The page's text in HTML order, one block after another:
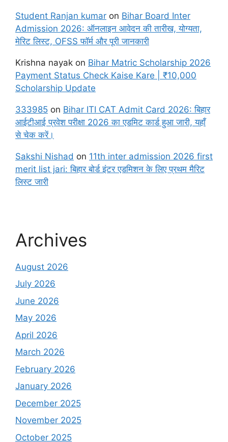
Student Ranjan kumar on Bihar Board Inter
Admission 2026: ऑनलाइन आवेदन की तारीख, योग्यता,
मेरिट लिस्ट, OFSS फॉर्म और पूरी जानकारी
Krishna nayak on Bihar Matric Scholarship 2026
Payment Status Check Kaise Kare | ₹10,000
Scholarship Update
333985 on Bihar ITI CAT Admit Card 2026: बिहार
आईटीआई प्रवेश परीक्षा 2026 का एडमिट कार्ड हुआ जारी, यहाँ
से चेक करें।
Sakshi Nishad on 11th inter admission 2026 first
merit list jari: बिहार बोर्ड इंटर एडमिशन के लिए प्रथम मैरिट
लिस्ट जारी
Archives
August 2026
July 2026
June 2026
May 2026
April 2026
March 2026
February 2026
January 2026
December 2025
November 2025
October 2025